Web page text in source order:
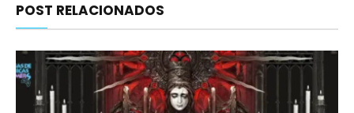
POST RELACIONADOS